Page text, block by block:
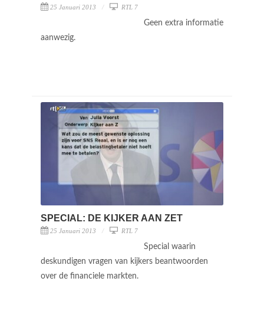
25 Januari 2013 RTL 7
Geen extra informatie
aanwezig.
SPECIAL: DE KIJKER AAN ZET
25 Januari 2013 RTL 7
Special waarin
deskundigen vragen van kijkers beantwoorden
over de financiele markten.